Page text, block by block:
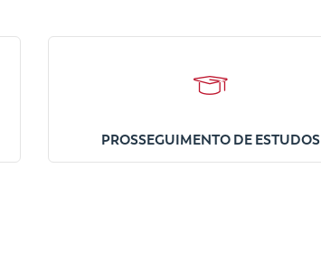
PROSSEGUIMENTO DE ESTUDOS